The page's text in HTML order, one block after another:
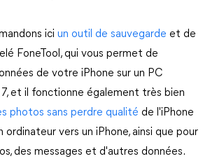
ici un outil de sauvegarde et de
FoneTool, qui vous permet de
de votre iPhone sur un PC
7, et il fonctionne également très bien
photos sans perdre qualité de l'iPhone
ordinateur vers un iPhone, ainsi que pour
des messages et d'autres données.